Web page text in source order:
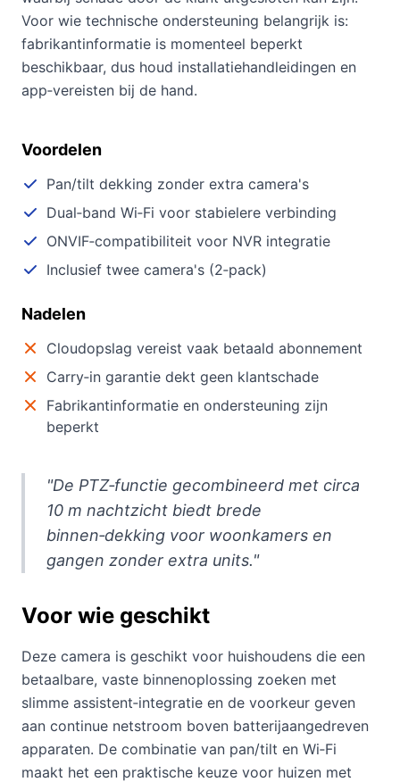
Voor wie technische ondersteuning belangrijk is:
fabrikantinformatie is momenteel beperkt
beschikbaar, dus houd installatiehandleidingen en
app‑vereisten bij de hand.
Voordelen
Pan/tilt dekking zonder extra camera's
Dual‑band Wi‑Fi voor stabielere verbinding
ONVIF‑compatibiliteit voor NVR integratie
Inclusief twee camera's (2‑pack)
Nadelen
Cloudopslag vereist vaak betaald abonnement
Carry‑in garantie dekt geen klantschade
Fabrikantinformatie en ondersteuning zijn
beperkt
"De PTZ‑functie gecombineerd met circa
10 m nachtzicht biedt brede
binnen‑dekking voor woonkamers en
gangen zonder extra units."
Voor wie geschikt
Deze camera is geschikt voor huishoudens die een
betaalbare, vaste binnenoplossing zoeken met
slimme assistent‑integratie en de voorkeur geven
aan continue netstroom boven batterijaangedreven
apparaten. De combinatie van pan/tilt en Wi‑Fi
maakt het een praktische keuze voor huizen met